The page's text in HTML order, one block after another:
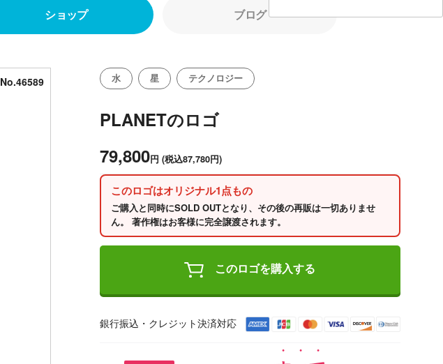
ショップ ブログ
No.46589 水 星 テクノロジー
PLANETのロゴ
79,800円 (税込87,780円)
このロゴはオリジナル1点もの
ご購入と同時にSOLD OUTとなり、その後の再販は一切ありませ
ん。 著作権はお客様に完全譲渡されます。
このロゴを購入する
銀行振込・クレジット決済対応